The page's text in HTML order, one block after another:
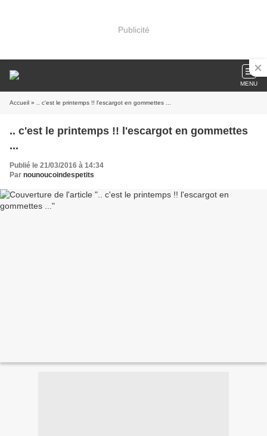
Publicité
MENU
Accueil » .. c'est le printemps !! l'escargot en gommettes ...
.. c'est le printemps !! l'escargot en gommettes
...
Publié le 21/03/2016 à 14:34
Par nounoucoindespetits